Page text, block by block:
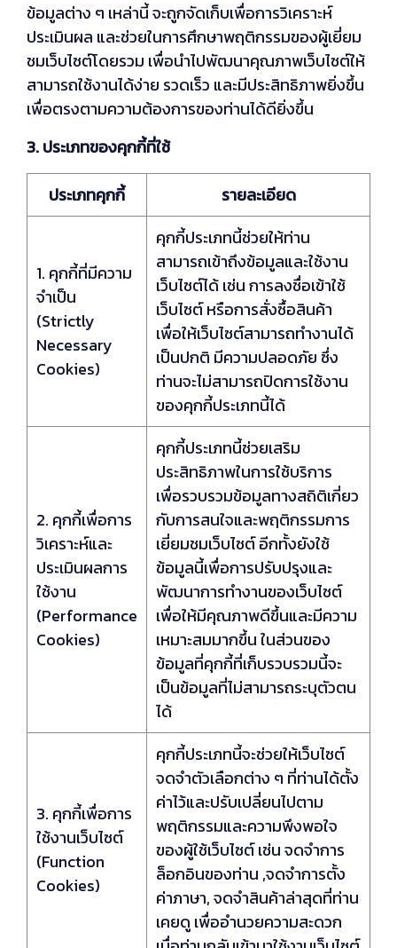
ข้อมูลต่าง ๆ เหล่านี้ จะถูกจัดเก็บเพื่อการวิเคราะห์
ประเมินผล และช่วยในการศึกษาพฤติกรรมของผู้เยี่ยม
ชมเว็บไซต์โดยรวม เพื่อนำไปพัฒนาคุณภาพเว็บไซต์ให้
สามารถใช้งานได้ง่าย รวดเร็ว และมีประสิทธิภาพยิ่งขึ้น
เพื่อตรงตามความต้องการของท่านได้ดียิ่งขึ้น
3. ประเภทของคุกกี้ที่ใช้
ประเภทคุกกี้
รายละเอียด
1. คุกกี้ที่มีความ
จำเป็น
(Strictly
Necessary
Cookies)
คุกกี้ประเภทนี้ช่วยให้ท่าน
สามารถเข้าถึงข้อมูลและใช้งาน
เว็บไซต์ได้ เช่น การลงชื่อเข้าใช้
เว็บไซต์ หรือการสั่งซื้อสินค้า
เพื่อให้เว็บไซต์สามารถทำงานได้
เป็นปกติ มีความปลอดภัย ซึ่ง
ท่านจะไม่สามารถปิดการใช้งาน
ของคุกกี้ประเภทนี้ได้
2. คุกกี้เพื่อการ
วิเคราะห์และ
ประเมินผลการ
ใช้งาน
(Performance
Cookies)
คุกกี้ประเภทนี้ช่วยเสริม
ประสิทธิภาพในการใช้บริการ
เพื่อรวบรวมข้อมูลทางสถิติเกี่ยว
กับการสนใจและพฤติกรรมการ
เยี่ยมชมเว็บไซต์ อีกทั้งยังใช้
ข้อมูลนี้เพื่อการปรับปรุงและ
พัฒนาการทำงานของเว็บไซต์
เพื่อให้มีคุณภาพดีขึ้นและมีความ
เหมาะสมมากขึ้น ในส่วนของ
ข้อมูลที่คุกกี้ที่เก็บรวบรวมนี้จะ
เป็นข้อมูลที่ไม่สามารถระบุตัวตน
ได้
3. คุกกี้เพื่อการ
ใช้งานเว็บไซต์
(Function
Cookies)
คุกกี้ประเภทนี้จะช่วยให้เว็บไซต์
จดจำตัวเลือกต่าง ๆ ที่ท่านได้ตั้ง
ค่าไว้และปรับเปลี่ยนไปตาม
พฤติกรรมและความพึงพอใจ
ของผู้ใช้เว็บไซต์ เช่น จดจำการ
ล็อกอินของท่าน ,จดจำการตั้ง
ค่าภาษา, จดจำสินค้าล่าสุดที่ท่าน
เคยดู เพื่ออำนวยความสะดวก